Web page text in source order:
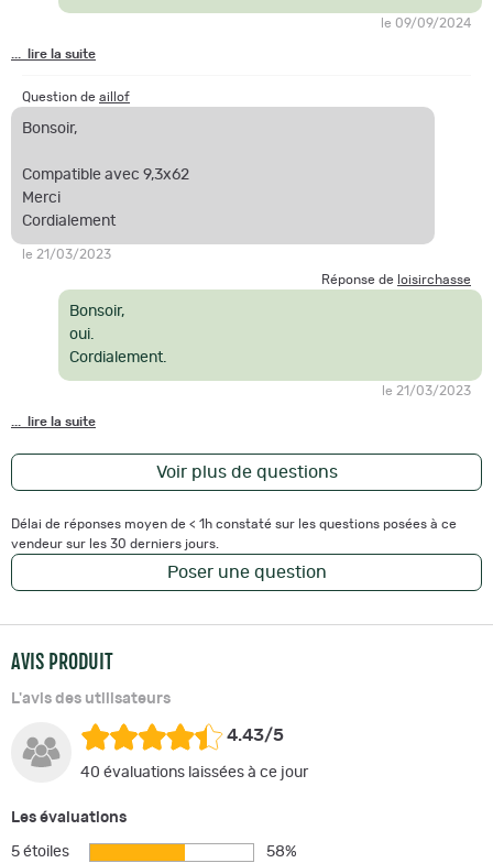
le 09/09/2024
... lire la suite
Question de aillof
Bonsoir,
Compatible avec 9,3x62
Merci
Cordialement
le 21/03/2023
Réponse de loisirchasse
Bonsoir,
oui.
Cordialement.
le 21/03/2023
... lire la suite
Voir plus de questions
Délai de réponses moyen de < 1h constaté sur les questions posées à ce
vendeur sur les 30 derniers jours.
Poser une question
AVIS PRODUIT
L'avis des utilisateurs
4.43/5
40 évaluations laissées à ce jour
Les évaluations
5 étoiles 58%